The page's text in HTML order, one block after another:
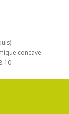
concave
10